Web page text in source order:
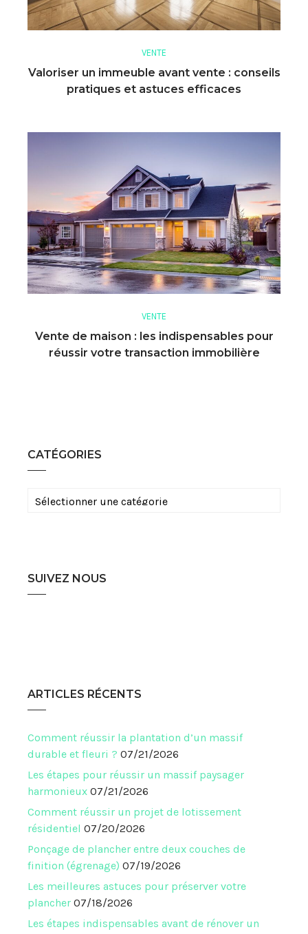
VENTE
Valoriser un immeuble avant vente : conseils
pratiques et astuces efficaces
VENTE
Vente de maison : les indispensables pour
réussir votre transaction immobilière
CATÉGORIES
Catégories
SUIVEZ NOUS
ARTICLES RÉCENTS
Comment réussir la plantation d’un massif
durable et fleuri ? 07/21/2026
Les étapes pour réussir un massif paysager
harmonieux 07/21/2026
Comment réussir un projet de lotissement
résidentiel 07/20/2026
Ponçage de plancher entre deux couches de
finition (égrenage) 07/19/2026
Les meilleures astuces pour préserver votre
plancher 07/18/2026
Les étapes indispensables avant de rénover un